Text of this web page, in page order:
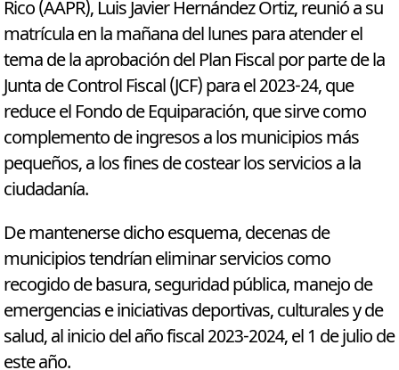
Rico (AAPR), Luis Javier Hernández Ortiz, reunió a su
matrícula en la mañana del lunes para atender el
tema de la aprobación del Plan Fiscal por parte de la
Junta de Control Fiscal (JCF) para el 2023-24, que
reduce el Fondo de Equiparación, que sirve como
complemento de ingresos a los municipios más
pequeños, a los fines de costear los servicios a la
ciudadanía.
De mantenerse dicho esquema, decenas de
municipios tendrían eliminar servicios como
recogido de basura, seguridad pública, manejo de
emergencias e iniciativas deportivas, culturales y de
salud, al inicio del año fiscal 2023-2024, el 1 de julio de
este año.